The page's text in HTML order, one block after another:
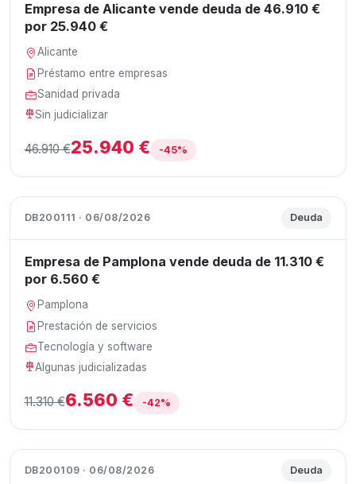
Empresa de Alicante vende deuda de 46.910 €
por 25.940 €
Alicante
Préstamo entre empresas
Sanidad privada
Sin judicializar
46.910 €25.940 € -45%
DB200111 · 06/08/2026 Deuda
Empresa de Pamplona vende deuda de 11.310 €
por 6.560 €
Pamplona
Prestación de servicios
Tecnología y software
Algunas judicializadas
11.310 €6.560 € -42%
DB200109 · 06/08/2026 Deuda